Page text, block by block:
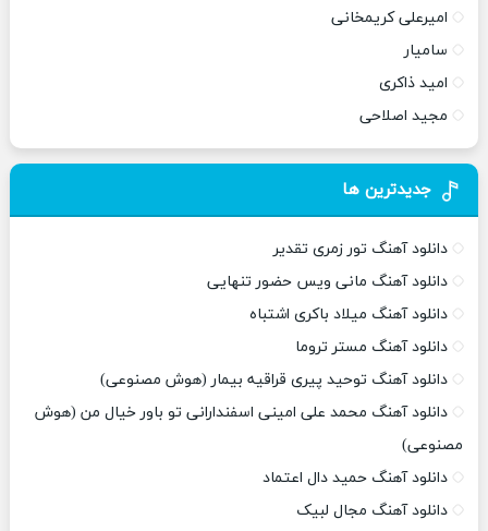
امیرعلی کریمخانی
سامیار
امید ذاکری
مجید اصلاحی
جدیدترین ها
دانلود آهنگ تور زمری تقدیر
دانلود آهنگ مانی ویس حضور تنهایی
دانلود آهنگ میلاد باکری اشتباه
دانلود آهنگ مستر تروما
دانلود آهنگ توحید پیری قراقیه بیمار (هوش مصنوعی)
دانلود آهنگ محمد علی امینی اسفندارانی تو باور خیال من (هوش
مصنوعی)
دانلود آهنگ حمید دال اعتماد
دانلود آهنگ مجال لبیک